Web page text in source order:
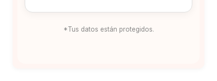
*Tus datos están protegidos.